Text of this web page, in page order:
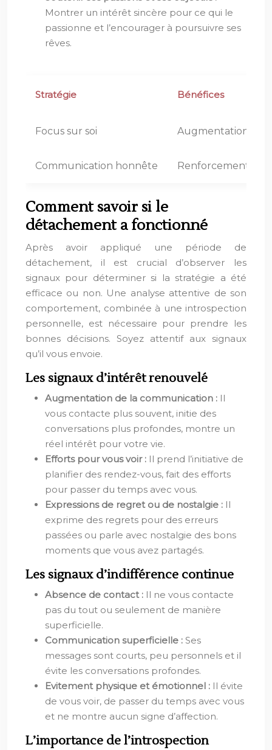
Montrer un intérêt sincère pour ce qui le
passionne et l’encourager à poursuivre ses
rêves.
Stratégie Bénéfices
Focus sur soi Augmentation de
Communication honnête Renforcement de
Comment savoir si le
détachement a fonctionné
Après avoir appliqué une période de
détachement, il est crucial d’observer les
signaux pour déterminer si la stratégie a été
efficace ou non. Une analyse attentive de son
comportement, combinée à une introspection
personnelle, est nécessaire pour prendre les
bonnes décisions. Soyez attentif aux signaux
qu’il vous envoie.
Les signaux d’intérêt renouvelé
Augmentation de la communication : Il
vous contacte plus souvent, initie des
conversations plus profondes, montre un
réel intérêt pour votre vie.
Efforts pour vous voir : Il prend l’initiative de
planifier des rendez-vous, fait des efforts
pour passer du temps avec vous.
Expressions de regret ou de nostalgie : Il
exprime des regrets pour des erreurs
passées ou parle avec nostalgie des bons
moments que vous avez partagés.
Les signaux d’indifférence continue
Absence de contact : Il ne vous contacte
pas du tout ou seulement de manière
superficielle.
Communication superficielle : Ses
messages sont courts, peu personnels et il
évite les conversations profondes.
Evitement physique et émotionnel : Il évite
de vous voir, de passer du temps avec vous
et ne montre aucun signe d’affection.
L’importance de l’introspection